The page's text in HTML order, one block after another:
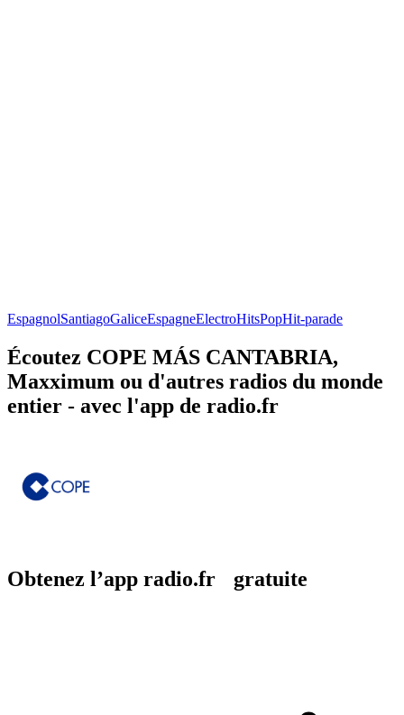
EspagnolSantiagoGaliceEspagneElectroHitsPopHit-parade
Écoutez COPE MÁS CANTABRIA,
Maxximum ou d'autres radios du monde
entier - avec l'app de radio.fr
Obtenez l’app radio.fr gratuite